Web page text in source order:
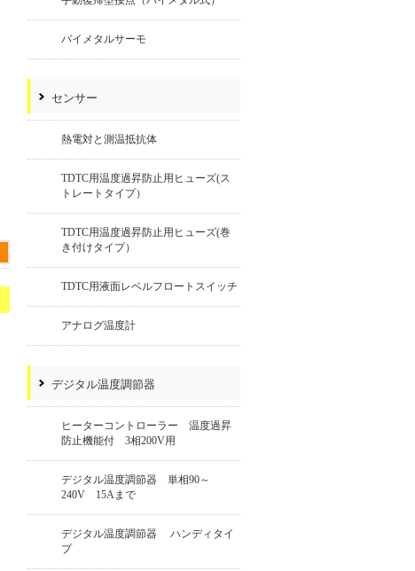
バイメタルサーモ
センサー
熱電対と測温抵抗体
TDTC用温度過昇防止用ヒューズ(ス
トレートタイプ）
TDTC用温度過昇防止用ヒューズ(巻
き付けタイプ）
TDTC用液面レベルフロートスイッチ
アナログ温度計
デジタル温度調節器
ヒーターコントローラー 温度過昇
防止機能付 3相200V用
デジタル温度調節器 単相90～
240V 15Aまで
デジタル温度調節器 ハンディタイ
プ